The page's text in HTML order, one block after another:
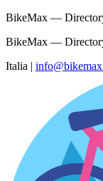
BikeMax —
BikeMax —
Italia |